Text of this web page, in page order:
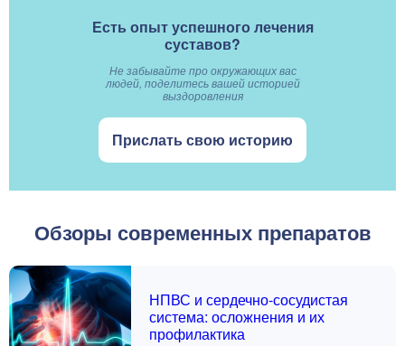
Есть опыт успешного лечения
суставов?
Не забывайте про окружающих вас
людей, поделитесь вашей историей
выздоровления
Прислать свою историю
Обзоры современных препаратов
НПВС и сердечно-сосудистая
система: осложнения и их
профилактика